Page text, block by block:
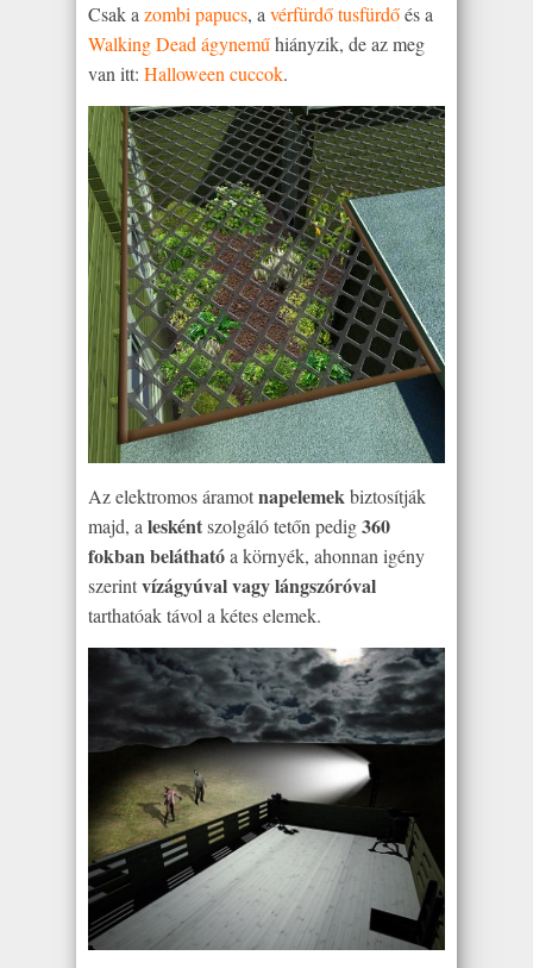
Csak azombi papucs, avérfürdő tusfürdőés a
Walking Dead ágyneműhiányzik, de az meg
van itt: Halloween cuccok.
Az elektromos áramotnapelemekbiztosítják
majd, aleskéntszolgáló tetőn pedig360
fokban beláthatóa környék, ahonnan igény
szerintvízágyúval vagy lángszóróval
tarthatóak távol a kétes elemek.